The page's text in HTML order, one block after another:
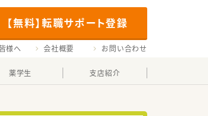
【無料】転職サポート登録
様へ 会社概要 お問い合わせ
薬学生 支店紹介